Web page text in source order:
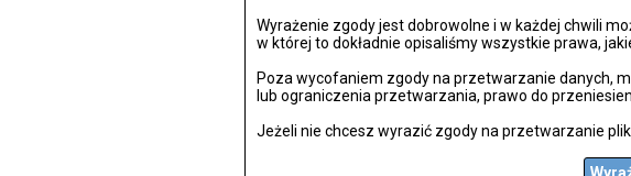
Wyrażenie zgody jest dobrowolne i w każdej chwili
w której to dokładnie opisaliśmy wszystkie prawa,
Poza wycofaniem zgody na przetwarzanie danych,
lub ograniczenia przetwarzania, prawo do
Jeżeli nie chcesz wyrazić zgody na przetwarzanie